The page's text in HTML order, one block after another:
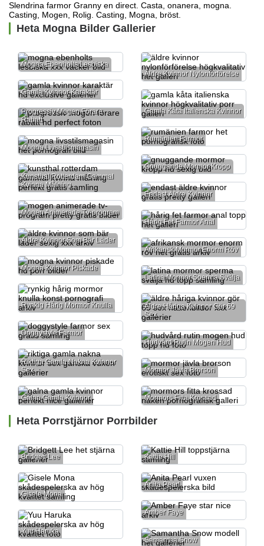
Slendrina farmor Granny en direct. Casta, onanera, mogna.
Casting, Mogen, Rolig. Casting, Mogna, bröst.
Heta Mogna Bilder Gallerier
Mogna Ebenholts Lesbiska
Äldre Kvinnor Nylonförförelse
Gamla Kvinnor Karaktär
Gamla Kåta Italienska Kvinnor
Progressiv Mogen Förare
Rabatt
Rumänien Farmor
Mogna Livsstilsmagasin
Gnuggande Mormor Kropp
Kunsthal Rotterdam Gammal
Kvinna Målning
Endast Äldre Kvinnor
Mogen Animerade Tv-program
Hårig Fet Farmor Anal
Äldre Kvinnor Som Bär Läder
Afrikansk Mormor Enorm Röv
Mogna Kvinnor Piskade
Latina Mormor Sperma Svälja
Rynkig Hårig Mormor Knulla
Äldre Håriga Kvinnor Gör 69
Sex
Doggystyle Farmor
Hudvård Rutin Mogen Hud
Riktiga Gamla Nakna Kvinnor
Sex
Mormor Jävla Brorson
Galna Gamla Kvinnor Mormors Fitta Krossad
Heta Porrstjärnor Porrbilder
Bridgett Lee Kattie Hill
Gisele Mona
Anita Pearl
Amber Faye
Yuu Haruka
Samantha Snow